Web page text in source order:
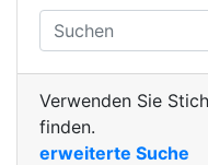
Verwenden Sie
finden.
erweiterte Suche